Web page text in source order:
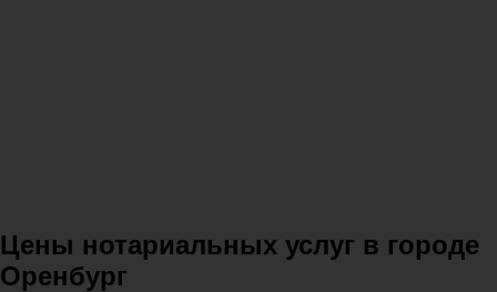
Цены нотариальных услуг в городе
Оренбург